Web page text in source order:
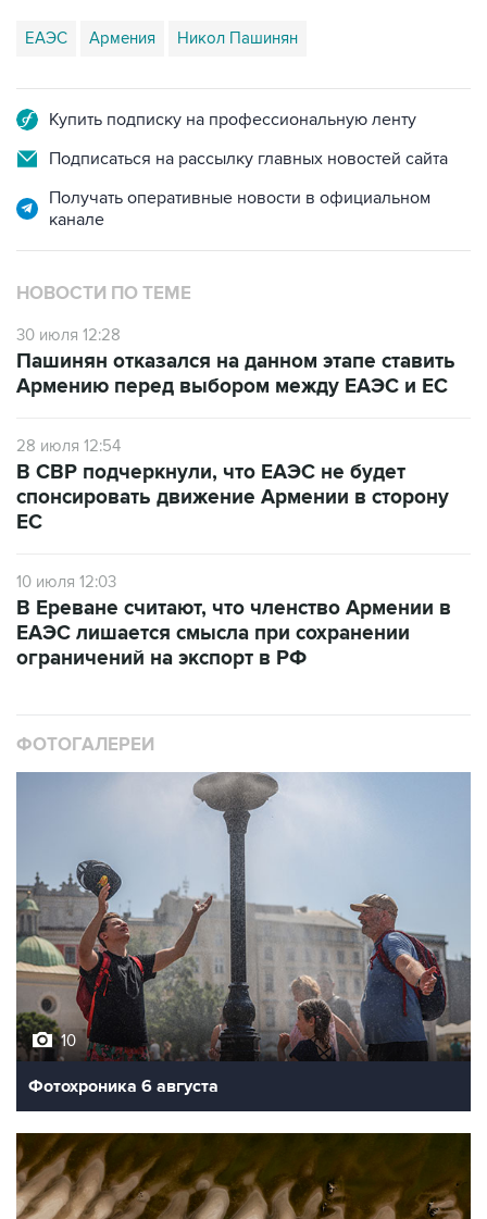
ЕАЭС Армения Никол Пашинян
Купить подписку на профессиональную ленту
Подписаться на рассылку главных новостей сайта
Получать оперативные новости в официальном
канале
НОВОСТИ ПО ТЕМЕ
30 июля 12:28
Пашинян отказался на данном этапе ставить
Армению перед выбором между ЕАЭС и ЕС
28 июля 12:54
В СВР подчеркнули, что ЕАЭС не будет
спонсировать движение Армении в сторону
ЕС
10 июля 12:03
В Ереване считают, что членство Армении в
ЕАЭС лишается смысла при сохранении
ограничений на экспорт в РФ
ФОТОГАЛЕРЕИ
10
Фотохроника 6 августа